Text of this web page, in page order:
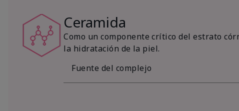
Ceramida
Como un componente crítico del estrato
la hidratación de la piel.
Fuente del complejo